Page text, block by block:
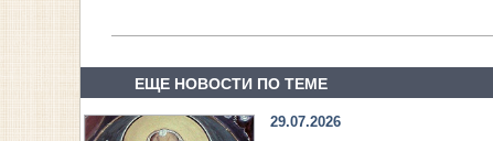
ЕЩЕ НОВОСТИ ПО ТЕМЕ
29.07.2026